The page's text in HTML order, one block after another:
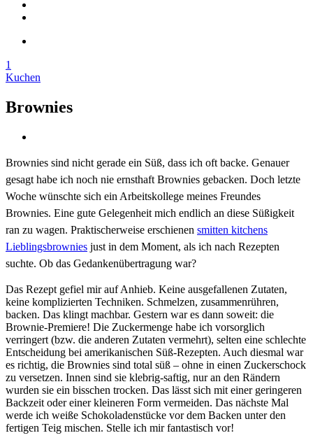
1
Kuchen
Brownies
Brownies sind nicht gerade ein Süß, dass ich oft backe. Genauer
gesagt habe ich noch nie ernsthaft Brownies gebacken. Doch letzte
Woche wünschte sich ein Arbeitskollege meines Freundes
Brownies. Eine gute Gelegenheit mich endlich an diese Süßigkeit
ran zu wagen. Praktischerweise erschienen smitten kitchens
Lieblingsbrownies just in dem Moment, als ich nach Rezepten
suchte. Ob das Gedankenübertragung war?
Das Rezept gefiel mir auf Anhieb. Keine ausgefallenen Zutaten,
keine komplizierten Techniken. Schmelzen, zusammenrühren,
backen. Das klingt machbar. Gestern war es dann soweit: die
Brownie-Premiere! Die Zuckermenge habe ich vorsorglich
verringert (bzw. die anderen Zutaten vermehrt), selten eine schlechte
Entscheidung bei amerikanischen Süß-Rezepten. Auch diesmal war
es richtig, die Brownies sind total süß – ohne in einen Zuckerschock
zu versetzen. Innen sind sie klebrig-saftig, nur an den Rändern
wurden sie ein bisschen trocken. Das lässt sich mit einer geringeren
Backzeit oder einer kleineren Form vermeiden. Das nächste Mal
werde ich weiße Schokoladenstücke vor dem Backen unter den
fertigen Teig mischen. Stelle ich mir fantastisch vor!